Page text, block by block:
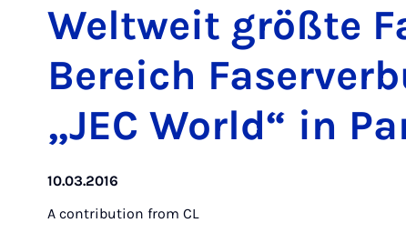
Welt­weit größte
Bereich
„JEC World“ in
10.03.2016
A contribution fromCL